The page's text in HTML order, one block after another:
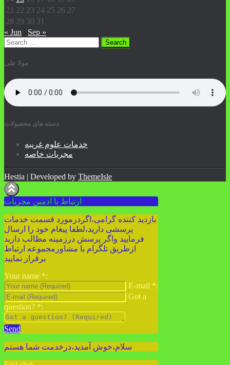
21 22 23 24 25 26 27
28 29 30 31
« Jun
Sep »
Search
for:
مولا علی
دسته های محصولات
خدمات علوم غریبه
مجربات خاصه
Hestia | Developed by ThemeIsle
ارتباط با ادمین مجربات
بازدید کننده گرامی،اگردرمورد قسمت خدمات
پرسشی دارید،لطفا پیغام خود را ارسال
فرمایید واگر پرسش درزمینه مطالب دارید
ازطریق تلگرام با مشاورمجموعه ارتباط
برقرار نمایید
Your name *:
E-mail *:
Got a
question? *:
Send
سلام،خوش آمدید،درخدمت شما هستم